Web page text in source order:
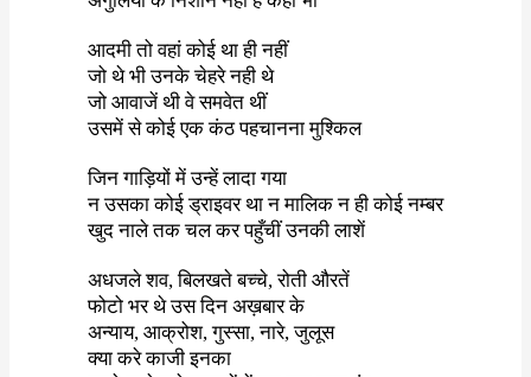
आदमी तो वहां कोई था ही नहीं
जो थे भी उनके चेहरे नही थे
जो आवाजें थी वे समवेत थीं
उसमें से कोई एक कंठ पहचानना मुश्किल
जिन गाड़ियों में उन्हें लादा गया
न उसका कोई ड्राइवर था न मालिक न ही कोई नम्बर
खुद नाले तक चल कर पहुँचीं उनकी लाशें
अधजले शव,बिलखते बच्चे,रोती औरतें
फोटो भर थे उस दिन अख़बार के
अन्याय,आक्रोश,गुस्सा,नारे,जुलूस
क्या करे काजी इनका